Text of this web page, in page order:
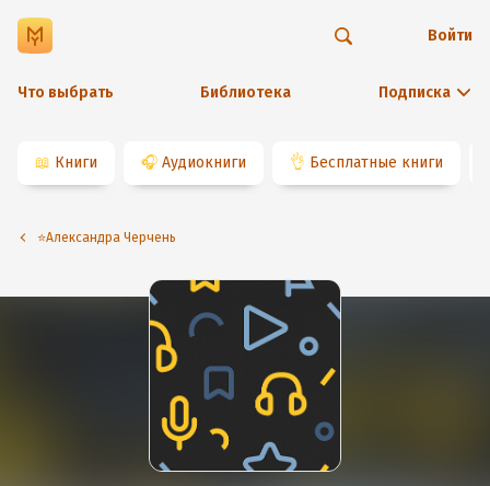
Что выбрать Библиотека Подписка
Войти
📖 Книги 🎧 Аудиокниги 👌 Бесплатные книги
⭐️Александра Черчень